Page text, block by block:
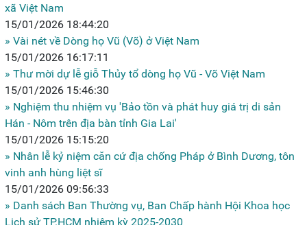
xã Việt Nam
15/01/2026 18:44:20
» Vài nét về Dòng họ Vũ (Võ) ở Việt Nam
15/01/2026 16:17:11
» Thư mời dự lễ giỗ Thủy tổ dòng họ Vũ - Võ Việt Nam
15/01/2026 15:46:30
» Nghiệm thu nhiệm vụ 'Bảo tồn và phát huy giá trị di sản
Hán - Nôm trên địa bàn tỉnh Gia Lai'
15/01/2026 15:15:20
» Nhân lễ kỷ niệm căn cứ địa chống Pháp ở Bình Dương, tôn
vinh anh hùng liệt sĩ
15/01/2026 09:56:33
» Danh sách Ban Thường vụ, Ban Chấp hành Hội Khoa học
Lịch sử TP.HCM nhiệm kỳ 2025-2030